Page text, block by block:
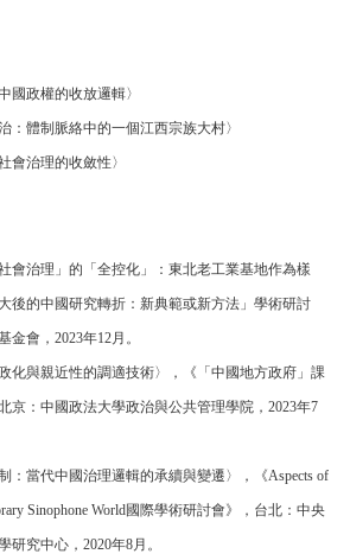
國政權的收放邏輯〉
：體制脈絡中的一個江西宗族大村〉
會治理的收斂性〉
會治理」的「全控化」：東北老工業基地作為樣
後的中國研究轉折：新典範或新方法」學術研討
金會，2023年12月。
化與親近性的調適技術〉，《「中國地方政府」課
京：中國政法大學政治與公共管理學院，2023年7
：當代中國治理邏輯的承續與變遷〉，《Aspects of
Sinophone World國際學術研討會》，台北：中央
研究中心，2020年8月。